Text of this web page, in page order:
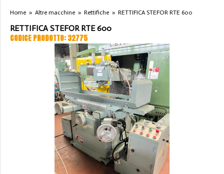
Home » Altre macchine » Rettifiche » RETTIFICA STEFOR RTE 600
RETTIFICA STEFOR RTE 600
CODICE PRODOTTO: 32775